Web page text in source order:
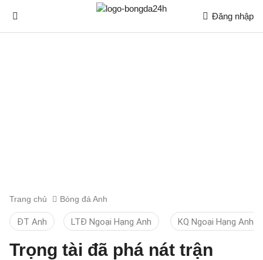
Đăng nhập
Trang chủ Bóng đá Anh
ĐT Anh LTĐ Ngoại Hạng Anh KQ Ngoại Hạng Anh
Trọng tài đã phá nát trận